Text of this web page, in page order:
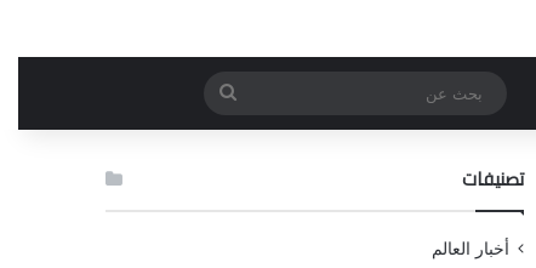
بحث
عن
تصنيفات
أخبار العالم